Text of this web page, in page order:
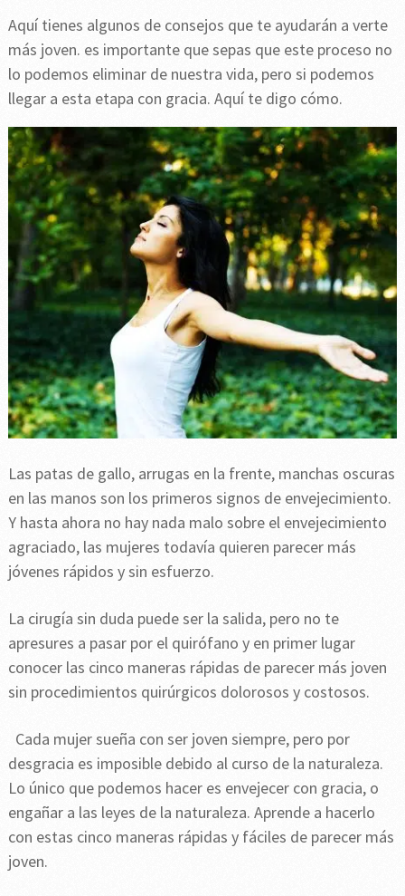
Aquí tienes algunos de consejos que te ayudarán a verte
más joven. es importante que sepas que este proceso no
lo podemos eliminar de nuestra vida, pero si podemos
llegar a esta etapa con gracia. Aquí te digo cómo.
Las patas de gallo, arrugas en la frente, manchas oscuras
en las manos son los primeros signos de envejecimiento.
Y hasta ahora no hay nada malo sobre el envejecimiento
agraciado, las mujeres todavía quieren parecer más
jóvenes rápidos y sin esfuerzo.
La cirugía sin duda puede ser la salida, pero no te
apresures a pasar por el quirófano y en primer lugar
conocer las cinco maneras rápidas de parecer más joven
sin procedimientos quirúrgicos dolorosos y costosos.
Cada mujer sueña con ser joven siempre, pero por
desgracia es imposible debido al curso de la naturaleza.
Lo único que podemos hacer es envejecer con gracia, o
engañar a las leyes de la naturaleza. Aprende a hacerlo
con estas cinco maneras rápidas y fáciles de parecer más
joven.